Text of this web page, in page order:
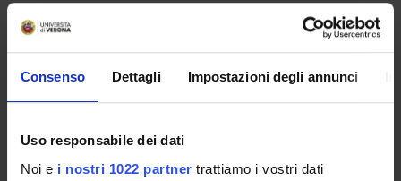
Consenso Dettagli Impostazioni degli annunci
Uso responsabile dei dati
Noi e i nostri 1022 partner trattiamo i vostri dati
Come iscriversi
Calendario didattico